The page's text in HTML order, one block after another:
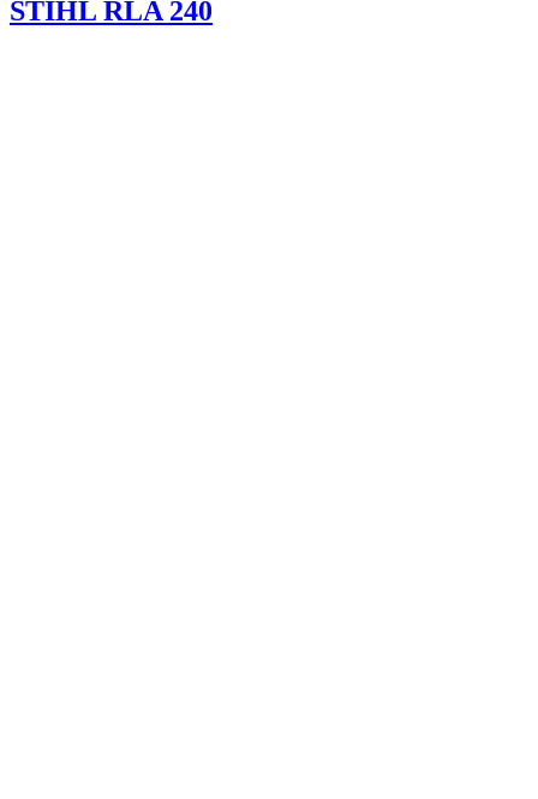
STIHL RLA 240